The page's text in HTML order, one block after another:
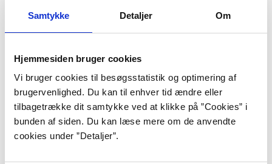
Samtykke Detaljer Om
Hjemmesiden bruger cookies
Vi bruger cookies til besøgsstatistik og optimering af
brugervenlighed. Du kan til enhver tid ændre eller
tilbagetrække dit samtykke ved at klikke på ”Cookies” i
bunden af siden. Du kan læse mere om de anvendte
cookies under ”Detaljer”.
Med Jonas T. Bengtsson, Varberg & Jensen, Douglas
Niels Frank, Charlotte Weitze og Dorthe Nors.
Forfatterstafetten efterår 2024
Med Linea Maja Ernst, Andrev Walden, Janne Teller,
Tom Buk-Swienty, Morten Pape, Ida Jessen og Kim
Leine.
Forfatterstafetten forår 2024
Med Naja Marie Aidt, Thomas Korsgaard, Lone